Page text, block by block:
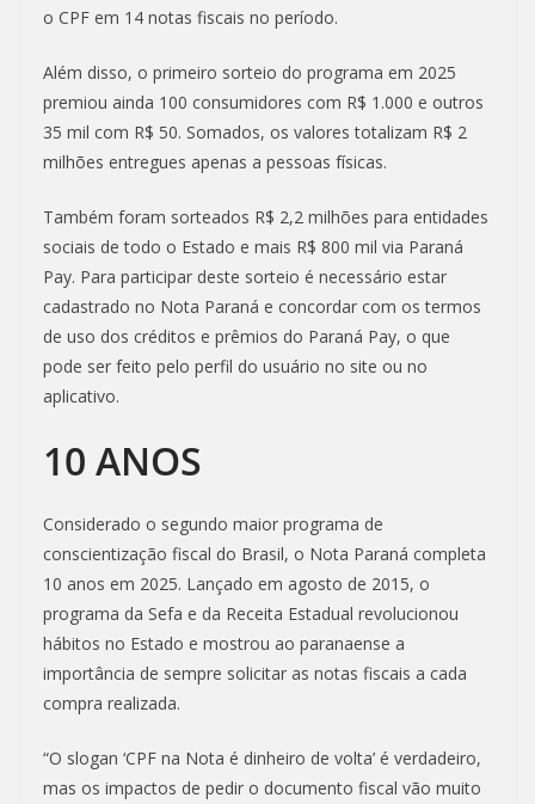
o CPF em 14 notas fiscais no período.
Além disso, o primeiro sorteio do programa em 2025
premiou ainda 100 consumidores com R$ 1.000 e outros
35 mil com R$ 50. Somados, os valores totalizam R$ 2
milhões entregues apenas a pessoas físicas.
Também foram sorteados R$ 2,2 milhões para entidades
sociais de todo o Estado e mais R$ 800 mil via Paraná
Pay. Para participar deste sorteio é necessário estar
cadastrado no Nota Paraná e concordar com os termos
de uso dos créditos e prêmios do Paraná Pay, o que
pode ser feito pelo perfil do usuário no site ou no
aplicativo.
10 ANOS
Considerado o segundo maior programa de
conscientização fiscal do Brasil, o Nota Paraná completa
10 anos em 2025. Lançado em agosto de 2015, o
programa da Sefa e da Receita Estadual revolucionou
hábitos no Estado e mostrou ao paranaense a
importância de sempre solicitar as notas fiscais a cada
compra realizada.
“O slogan ‘CPF na Nota é dinheiro de volta’ é verdadeiro,
mas os impactos de pedir o documento fiscal vão muito